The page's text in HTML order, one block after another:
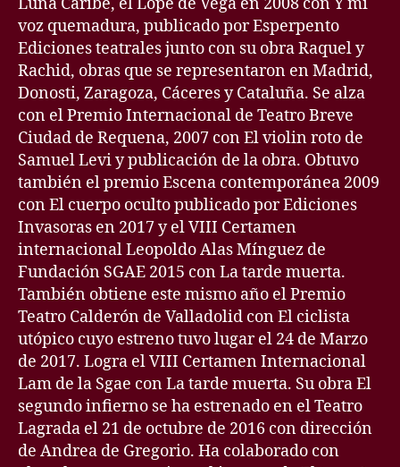
voz quemadura, publicado por Esperpento
Ediciones teatrales junto con su obra Raquel y
Rachid, obras que se representaron en Madrid,
Donosti, Zaragoza, Cáceres y Cataluña. Se alza
con el Premio Internacional de Teatro Breve
Ciudad de Requena, 2007 con El violin roto de
Samuel Levi y publicación de la obra. Obtuvo
también el premio Escena contemporánea 2009
con El cuerpo oculto publicado por Ediciones
Invasoras en 2017 y el VIII Certamen
internacional Leopoldo Alas Mínguez de
Fundación SGAE 2015 con La tarde muerta.
También obtiene este mismo año el Premio
Teatro Calderón de Valladolid con El ciclista
utópico cuyo estreno tuvo lugar el 24 de Marzo
de 2017. Logra el VIII Certamen Internacional
Lam de la Sgae con La tarde muerta. Su obra El
segundo infierno se ha estrenado en el Teatro
Lagrada el 21 de octubre de 2016 con dirección
de Andrea de Gregorio. Ha colaborado con